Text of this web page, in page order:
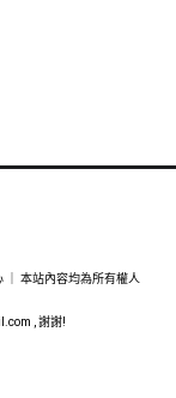
｜ 本站內容均為所有權人
, 謝謝!